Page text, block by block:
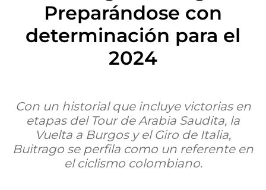
Preparándose con
determinación para el
2024
Con un historial que incluye victorias en
etapas del Tour de Arabia Saudita, la
Vuelta a Burgos y el Giro de Italia,
Buitrago se perfila como un referente en
el ciclismo colombiano.